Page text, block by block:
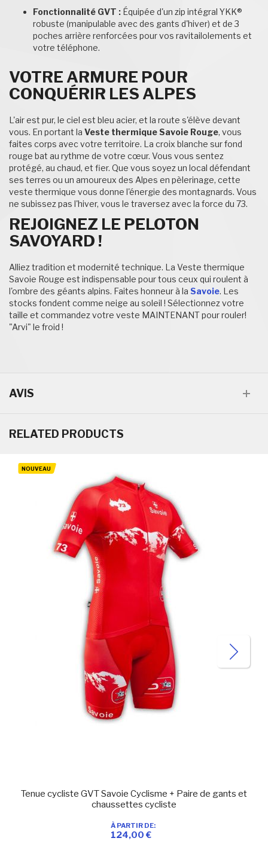
Fonctionnalité GVT : Équipée d'un zip intégral YKK®
robuste (manipulable avec des gants d'hiver) et de 3
poches arrière renforcées pour vos ravitailolements et
votre téléphone.
VOTRE ARMURE POUR
CONQUÉRIR LES ALPES
L'air est pur, le ciel est bleu acier, et la route s'élève devant
vous. En portant la Veste thermique Savoie Rouge, vous
faites corps avec votre territoire. La croix blanche sur fond
rouge bat au rythme de votre cœur. Vous vous sentez
protégé, au chaud, et fier. Que vous soyez un local défendant
ses terres ou un amoureux des Alpes en pèlerinage, cette
veste thermique vous donne l'énergie des montagnards. Vous
ne subissez pas l'hiver, vous le traversez avec la force du 73.
REJOIGNEZ LE PELOTON
SAVOYARD !
Alliez tradition et modernité technique. La Veste thermique
Savoie Rouge est indispensable pour tous ceux qui roulent à
l'ombre des géants alpins. Faites honneur à la Savoie. Les
stocks fondent comme neige au soleil ! Sélectionnez votre
taille et commandez votre veste MAINTENANT pour rouler!
"Arvi" le froid !
AVIS
RELATED PRODUCTS
NOUVEAU
Ajouter à ma liste d’envie
Tenue cycliste GVT Savoie Cyclisme + Paire de gants et
chaussettes cycliste
À PARTIR DE
124,00 €